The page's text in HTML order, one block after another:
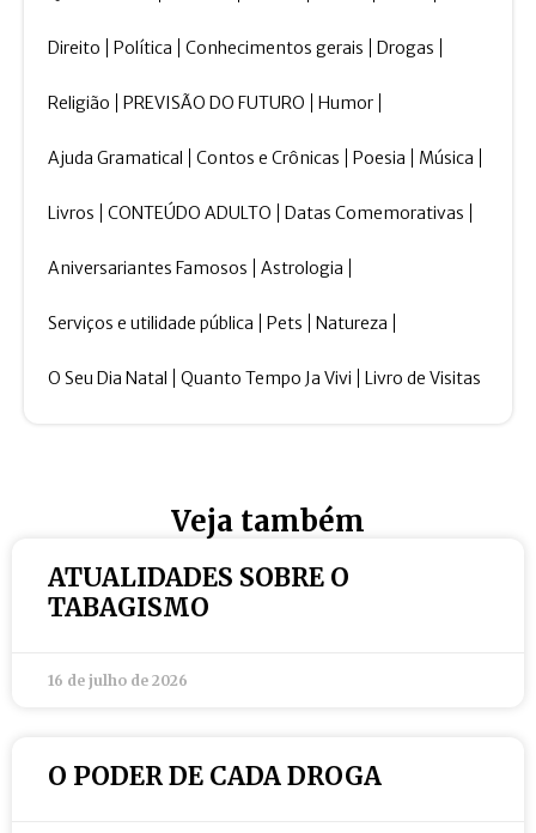
Direito Política Conhecimentos gerais Drogas
Religião PREVISÃO DO FUTURO Humor
Ajuda Gramatical Contos e Crônicas Poesia Música
Livros CONTEÚDO ADULTO Datas Comemorativas
Aniversariantes Famosos Astrologia
Serviços e utilidade pública Pets Natureza
O Seu Dia Natal Quanto Tempo Ja Vivi Livro de Visitas
Veja também
ATUALIDADES SOBRE O
TABAGISMO
16 de julho de 2026
O PODER DE CADA DROGA